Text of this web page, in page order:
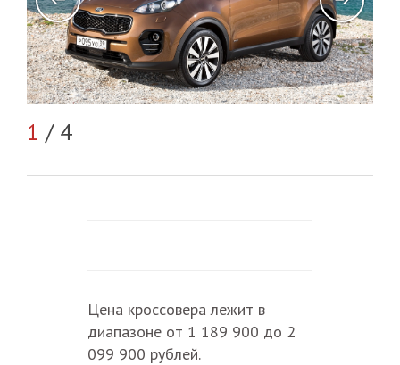
1 / 4
Цена кроссовера лежит в
диапазоне от 1 189 900 до 2
099 900 рублей.